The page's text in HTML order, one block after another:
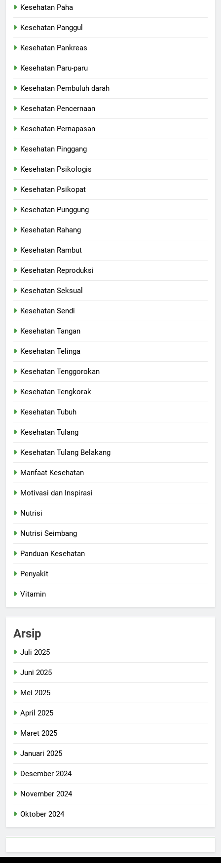
Kesehatan Paha
Kesehatan Panggul
Kesehatan Pankreas
Kesehatan Paru-paru
Kesehatan Pembuluh darah
Kesehatan Pencernaan
Kesehatan Pernapasan
Kesehatan Pinggang
Kesehatan Psikologis
Kesehatan Psikopat
Kesehatan Punggung
Kesehatan Rahang
Kesehatan Rambut
Kesehatan Reproduksi
Kesehatan Seksual
Kesehatan Sendi
Kesehatan Tangan
Kesehatan Telinga
Kesehatan Tenggorokan
Kesehatan Tengkorak
Kesehatan Tubuh
Kesehatan Tulang
Kesehatan Tulang Belakang
Manfaat Kesehatan
Motivasi dan Inspirasi
Nutrisi
Nutrisi Seimbang
Panduan Kesehatan
Penyakit
Vitamin
Arsip
Juli 2025
Juni 2025
Mei 2025
April 2025
Maret 2025
Januari 2025
Desember 2024
November 2024
Oktober 2024